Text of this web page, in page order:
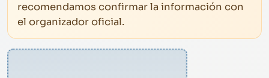
recomendamos confirmar la información con
el organizador oficial.